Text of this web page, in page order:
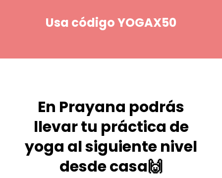
Usa código YOGAX50
En Prayana podrás
llevar tu práctica de
yoga al siguiente nivel
desde casa🙌